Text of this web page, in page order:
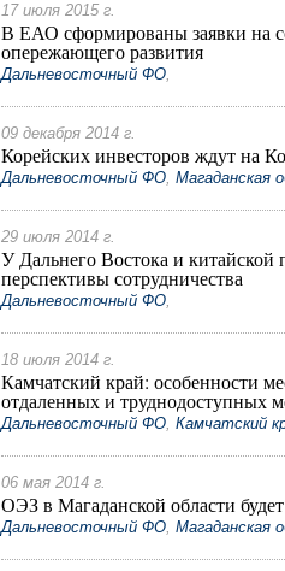
17 июля 2015 г.
В ЕАО сформированы заявки на
опережающего развития
Дальневосточный ФО,
09 декабря 2014 г.
Корейских инвесторов ждут на
Дальневосточный ФО, Магаданская
29 июля 2014 г.
У Дальнего Востока и
перспективы сотрудничества
Дальневосточный ФО,
18 июля 2014 г.
Камчатский край: особенности
отдаленных и труднодоступных
Дальневосточный ФО, Камчатский
06 мая 2014 г.
ОЭЗ в Магаданской области
Дальневосточный ФО, Магаданская